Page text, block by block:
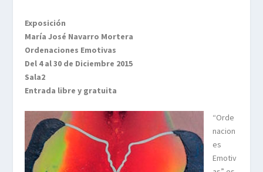
Exposición
María José Navarro Mortera
Ordenaciones Emotivas
Del 4 al 30 de Diciembre 2015
Sala2
Entrada libre y gratuita
“Orde
nacion
es
Emotiv